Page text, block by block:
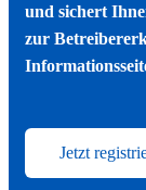
und sichert
zur
Jetzt